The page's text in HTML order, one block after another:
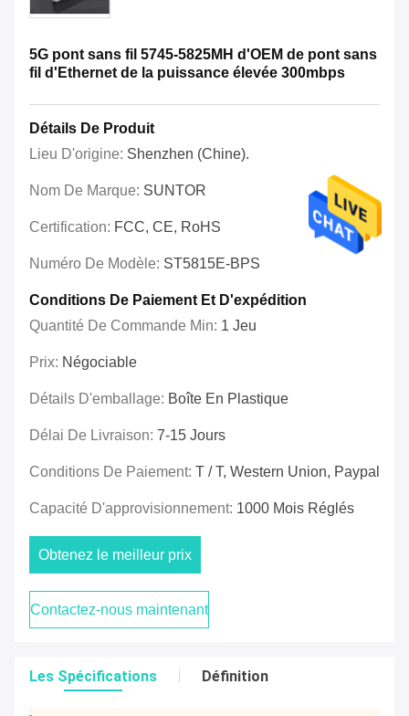
5G pont sans fil 5745-5825MH d'OEM de pont sans
fil d'Ethernet de la puissance élevée 300mbps
Détails De Produit
Lieu D'origine: Shenzhen (Chine).
Nom De Marque: SUNTOR
Certification: FCC, CE, RoHS
Numéro De Modèle: ST5815E-BPS
Conditions De Paiement Et D'expédition
Quantité De Commande Min: 1 Jeu
Prix: Négociable
Détails D'emballage: Boîte En Plastique
Délai De Livraison: 7-15 Jours
Conditions De Paiement: T / T, Western Union, Paypal
Capacité D'approvisionnement: 1000 Mois Réglés
Obtenez le meilleur prix
Contactez-nous maintenant
Les Spécifications Définition